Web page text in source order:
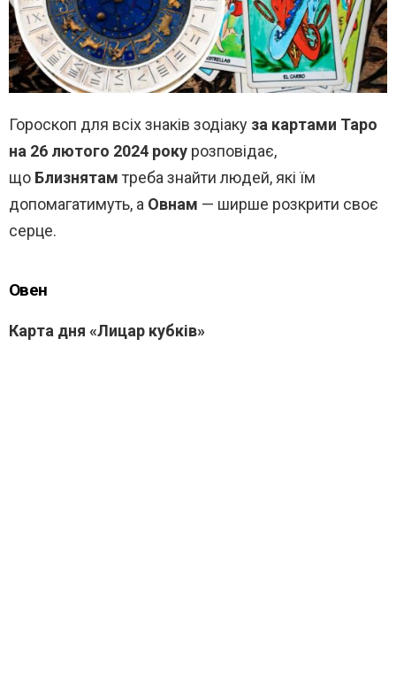
Гороскоп для всіх знаків зодіаку за картами Таро
на 26 лютого 2024 року розповідає,
що Близнятамтреба знайти людей, які їм
допомагатимуть, а Овнам — ширше розкрити своє
серце.
Овен
Карта дня «Лицар кубків»